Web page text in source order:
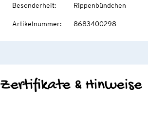
Besonderheit: Rippenbündchen
Artikelnummer: 8683400298
Zertifikate & Hinweise